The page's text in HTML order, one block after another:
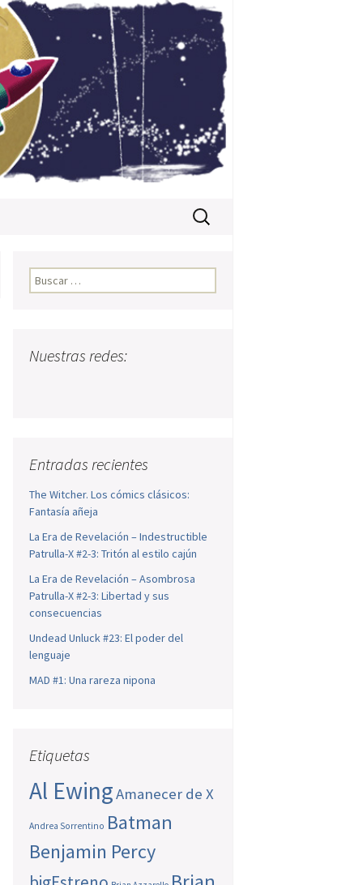
Buscar:
Buscar:
Nuestras redes:
Entradas recientes
The Witcher. Los cómics clásicos:
Fantasía añeja
La Era de Revelación – Indestructible
Patrulla-X #2-3: Tritón al estilo cajún
La Era de Revelación – Asombrosa
Patrulla-X #2-3: Libertad y sus
consecuencias
Undead Unluck #23: El poder del
lenguaje
MAD #1: Una rareza nipona
Etiquetas
Al EwingAmanecer de X
Andrea Sorrentino Batman
Benjamin Percy